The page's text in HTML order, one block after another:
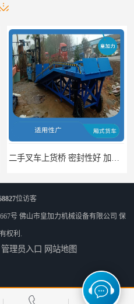
位访客
号 佛山市皇加力机械设备有限公司 保
权利.
管理员入口 网站地图